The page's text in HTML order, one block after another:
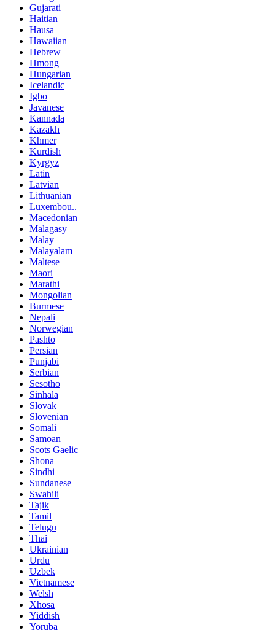
Gujarati
Haitian
Hausa
Hawaiian
Hebrew
Hmong
Hungarian
Icelandic
Igbo
Javanese
Kannada
Kazakh
Khmer
Kurdish
Kyrgyz
Latin
Latvian
Lithuanian
Luxembou..
Macedonian
Malagasy
Malay
Malayalam
Maltese
Maori
Marathi
Mongolian
Burmese
Nepali
Norwegian
Pashto
Persian
Punjabi
Serbian
Sesotho
Sinhala
Slovak
Slovenian
Somali
Samoan
Scots Gaelic
Shona
Sindhi
Sundanese
Swahili
Tajik
Tamil
Telugu
Thai
Ukrainian
Urdu
Uzbek
Vietnamese
Welsh
Xhosa
Yiddish
Yoruba